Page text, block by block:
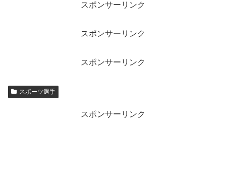
スポンサーリンク
スポンサーリンク
スポンサーリンク
スポーツ選手
スポンサーリンク